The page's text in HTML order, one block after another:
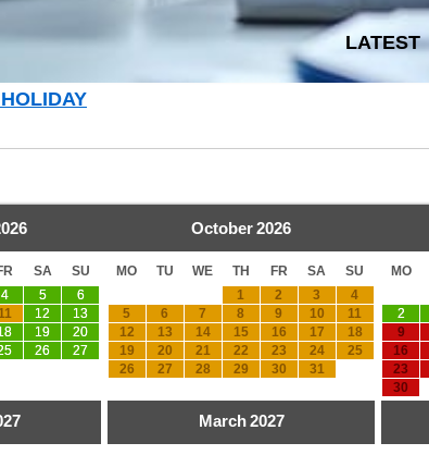
LATEST
SA
SU
4 5
6
11 12
13
19
20
26
27
October2026
MO TU WE TH FR SA
SU
1
2 3
4
5
6 7 8 9 10
11
12
13 14 15 16 17
18
19
20 21 22 23 24
25
26
27 28 29 30 31
MO
2
9
16
23
30
March 2027